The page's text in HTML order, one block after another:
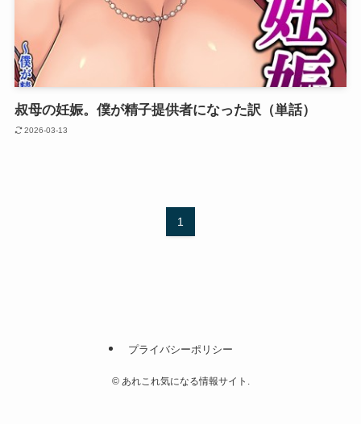
叔母の妊娠。僕が精子提供者になった訳（単話）
2026-03-13
1
プライバシーポリシー
©あれこれ気になる情報サイト.